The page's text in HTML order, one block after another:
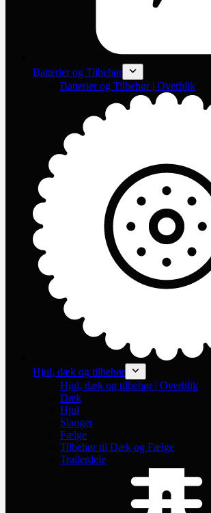
Batterier og Tilbehør
Batterier og Tilbehør | Overblik
Hjul, dæk og tilbehør
Hjul, dæk og tilbehør | Overblik
Dæk
Hjul
Slanger
Fælge
Tilbehør til Dæk og Fælge
Trailerdele